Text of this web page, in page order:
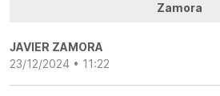
Zamora
JAVIER ZAMORA
23/12/2024 • 11:22